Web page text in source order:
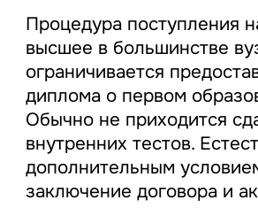
Процедура поступления
высшее в большинстве
ограничивается
диплома о первом
Обычно не приходится
внутренних тестов.
дополнительным
заключение договора и